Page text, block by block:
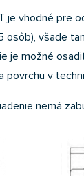
je vhodné pre
osôb), všade
je možné
povrchu v
nemá